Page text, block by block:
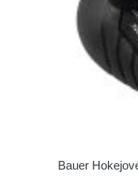
Bauer